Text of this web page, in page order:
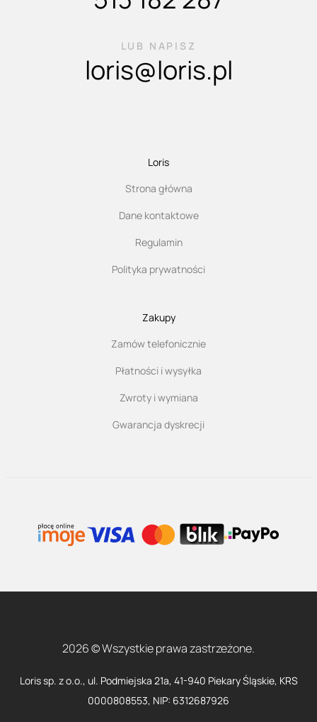
LUB NAPISZ
loris@loris.pl
Loris
Strona główna
Dane kontaktowe
Regulamin
Polityka prywatności
Zakupy
Zamów telefonicznie
Płatności i wysyłka
Zwroty i wymiana
Gwarancja dyskrecji
2026 © Wszystkie prawa zastrzeżone.
Loris sp. z o.o., ul. Podmiejska 21a, 41-940 Piekary Śląskie, KRS
0000808553, NIP: 6312687926